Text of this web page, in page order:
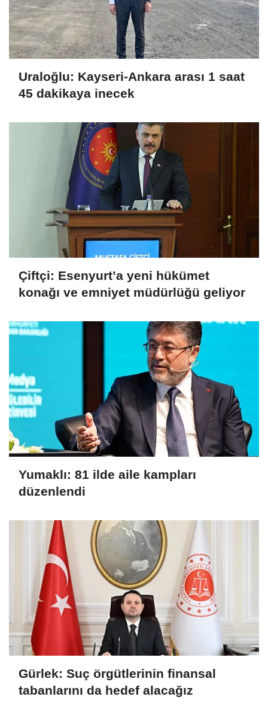
Uraloğlu: Kayseri-Ankara arası 1 saat
45 dakikaya inecek
Çiftçi: Esenyurt’a yeni hükümet
konağı ve emniyet müdürlüğü geliyor
Yumaklı: 81 ilde aile kampları
düzenlendi
Gürlek: Suç örgütlerinin finansal
tabanlarını da hedef alacağız